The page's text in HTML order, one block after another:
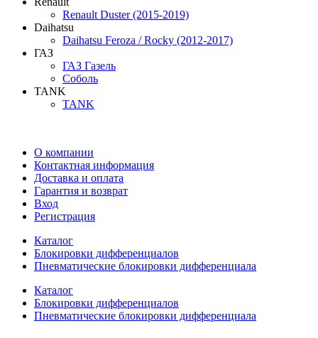
Renault Duster (2015-2019)
Daihatsu
Daihatsu Feroza / Rocky (2012-2017)
ГАЗ
ГАЗ Газель
Соболь
TANK
TANK
О компании
Контактная информация
Доставка и оплата
Гарантия и возврат
Вход
Регистрация
Каталог
Блокировки дифференциалов
Пневматические блокировки дифференциала
Каталог
Блокировки дифференциалов
Пневматические блокировки дифференциала